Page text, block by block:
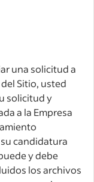
una solicitud a
Sitio, usted
solicitud y
a la Empresa
candidatura
y debe
los archivos